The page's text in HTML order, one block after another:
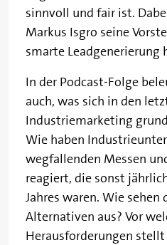
sinnvoll und fair ist.
Markus Isgro seine
smarte Leadgenerierung
In der Podcast-Folge
auch, was sich in den
Industriemarketing
Wie haben
wegfallenden Messen
reagiert, die sonst
Jahres waren. Wie
Alternativen aus? Vor
Herausforderungen